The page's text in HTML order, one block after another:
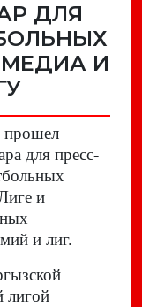
ДЛЯ
И
прошел
для пресс-
и
и лиг.
лигой